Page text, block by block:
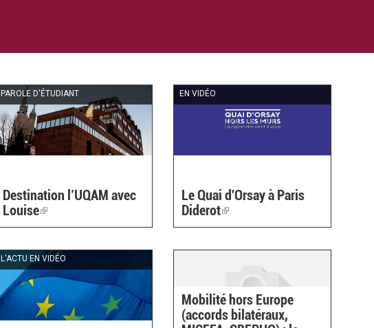
PAROLE D'ÉTUDIANT
Destination l’UQAM avec
Louise(link
is
EN VIDÉO
Le Quai d'Orsay à Paris
Diderot(link
is
L'ACTU EN VIDÉO
Mobilité hors Europe
(accords bilatéraux,